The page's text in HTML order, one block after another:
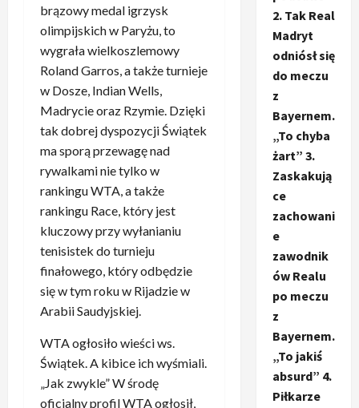
brązowy medal igrzysk
olimpijskich w Paryżu, to
wygrała wielkoszlemowy
Roland Garros, a także turnieje
w Dosze, Indian Wells,
Madrycie oraz Rzymie. Dzięki
tak dobrej dyspozycji Świątek
ma sporą przewagę nad
rywalkami nie tylko w
rankingu WTA, a także
rankingu Race, który jest
kluczowy przy wyłanianiu
tenisistek do turnieju
finałowego, który odbędzie
się w tym roku w Rijadzie w
Arabii Saudyjskiej.
WTA ogłosiło wieści ws.
Świątek. A kibice ich wyśmiali.
„Jak zwykle” W środę
oficjalny profil WTA ogłosił,
2. Tak Real
Madryt
odniósł się
do meczu
z
Bayernem.
„To chyba
żart” 3.
Zaskakują
ce
zachowani
e
zawodnik
ów Realu
po meczu
z
Bayernem.
„To jakiś
absurd” 4.
Piłkarze